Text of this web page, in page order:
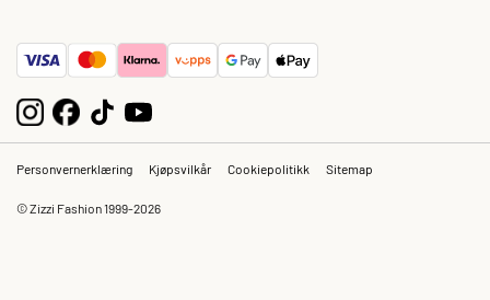
Personvernerklæring Kjøpsvilkår Cookiepolitikk Sitemap
© Zizzi Fashion 1999-2026